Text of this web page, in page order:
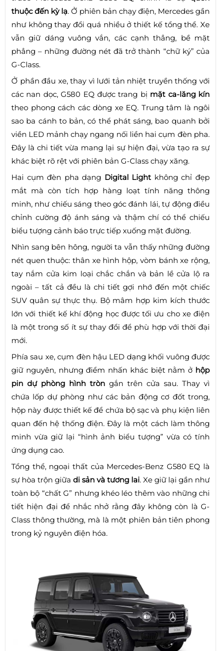
thuộc đến kỳ lạ. Ở phiên bản chạy điện, Mercedes gần
như không thay đổi quá nhiều ở thiết kế tổng thể. Xe
vẫn giữ dáng vuông vắn, các cạnh thẳng, bề mặt
phẳng – những đường nét đã trở thành “chữ ký” của
G-Class.
Ở phần đầu xe, thay vì lưới tản nhiệt truyền thống với
các nan dọc, G580 EQ được trang bị mặt ca-lăng kín
theo phong cách các dòng xe EQ. Trung tâm là ngôi
sao ba cánh to bản, có thể phát sáng, bao quanh bởi
viền LED mảnh chạy ngang nối liền hai cụm đèn pha.
Đây là chi tiết vừa mang lại sự hiện đại, vừa tạo ra sự
khác biệt rõ rệt với phiên bản G-Class chạy xăng.
Hai cụm đèn pha dạng Digital Lightkhông chỉ đẹp
mắt mà còn tích hợp hàng loạt tính năng thông
minh, như chiếu sáng theo góc đánh lái, tự động điều
chỉnh cường độ ánh sáng và thậm chí có thể chiếu
biểu tượng cảnh báo trực tiếp xuống mặt đường.
Nhìn sang bên hông, người ta vẫn thấy những đường
nét quen thuộc: thân xe hình hộp, vòm bánh xe rộng,
tay nắm cửa kim loại chắc chắn và bản lề cửa lộ ra
ngoài – tất cả đều là chi tiết gợi nhớ đến một chiếc
SUV quân sự thực thụ. Bộ mâm hợp kim kích thước
lớn với thiết kế khí động học được tối ưu cho xe điện
là một trong số ít sự thay đổi để phù hợp với thời đại
mới.
Phía sau xe, cụm đèn hậu LED dạng khối vuông được
giữ nguyên, nhưng điểm nhấn khác biệt nằm ở hộp
pin dự phòng hình tròn gắn trên cửa sau. Thay vì
chứa lốp dự phòng như các bản động cơ đốt trong,
hộp này được thiết kế để chứa bộ sạc và phụ kiện liên
quan đến hệ thống điện. Đây là một cách làm thông
minh vừa giữ lại “hình ảnh biểu tượng” vừa có tính
ứng dụng cao.
Tổng thể, ngoại thất của Mercedes-Benz G580 EQ là
sự hòa trộn giữa di sản và tương lai. Xe giữ lại gần như
toàn bộ “chất G” nhưng khéo léo thêm vào những chi
tiết hiện đại để nhắc nhở rằng đây không còn là G-
Class thông thường, mà là một phiên bản tiên phong
trong kỷ nguyên điện hóa.